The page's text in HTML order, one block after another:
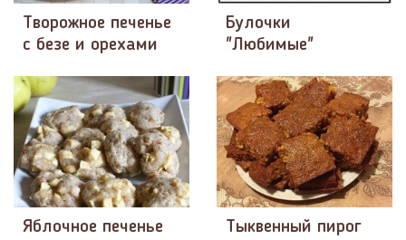
Творожное печенье
с безе и орехами
Булочки
"Любимые"
Яблочное печенье
Тыквенный пирог